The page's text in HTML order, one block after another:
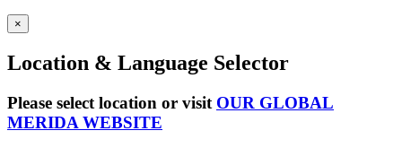
×
Location & Language Selector
Please select location or visit OUR GLOBAL
MERIDA WEBSITE